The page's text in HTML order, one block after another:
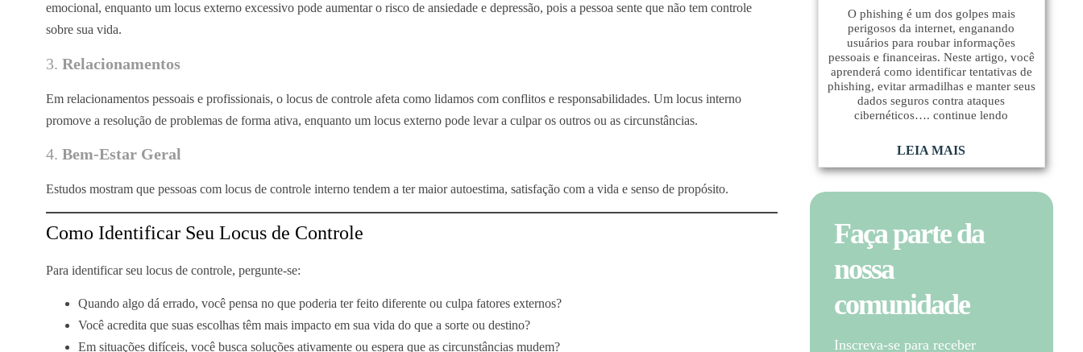
emocional, enquanto um locus externo excessivo pode aumentar o risco de ansiedade e depressão, pois a pessoa sente que não tem controle
sobre sua vida.
3. Relacionamentos
Em relacionamentos pessoais e profissionais, o locus de controle afeta como lidamos com conflitos e responsabilidades. Um locus interno
promove a resolução de problemas de forma ativa, enquanto um locus externo pode levar a culpar os outros ou as circunstâncias.
4. Bem-Estar Geral
Estudos mostram que pessoas com locus de controle interno tendem a ter maior autoestima, satisfação com a vida e senso de propósito.
Como Identificar Seu Locus de Controle
Para identificar seu locus de controle, pergunte-se:
Quando algo dá errado, você pensa no que poderia ter feito diferente ou culpa fatores externos?
Você acredita que suas escolhas têm mais impacto em sua vida do que a sorte ou destino?
Em situações difíceis, você busca soluções ativamente ou espera que as circunstâncias mudem?
O phishing é um dos golpes mais
perigosos da internet, enganando
usuários para roubar informações
pessoais e financeiras. Neste artigo, você
aprenderá como identificar tentativas de
phishing, evitar armadilhas e manter seus
dados seguros contra ataques
cibernéticos…. continue lendo
LEIA MAIS
Faça parte da
nossa
comunidade
Inscreva-se para receber